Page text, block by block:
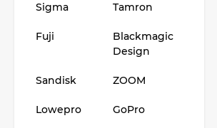
118 035 ₽
Фотоаппарат Sony
Body, черный
225 577 ₽
Sigma Tamron
Fuji
Blackmagic
Design
Sandisk ZOOM
Lowepro GoPro